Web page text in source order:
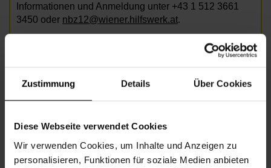
Zustimmung Details Über Cookies
Diese Webseite verwendet Cookies
Wir verwenden Cookies, um Inhalte und Anzeigen zu
personalisieren, Funktionen für soziale Medien anbieten
Informationen und Anmeldung unter +43 1 512 3661
3450 oder nbz12@wiener.hilfswerk.at.
Informationen zur Veranstaltung
11.30
freie Spende